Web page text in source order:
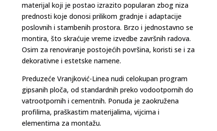
materijal koji je postao izrazito popularan zbog niza
prednosti koje donosi prilikom gradnje i adaptacije
poslovnih i stambenih prostora. Brzo i jednostavno se
montira, što skraćuje vreme izvedbe završnih radova.
Osim za renoviranje postojećih površina, koristi se i za
dekorativne i estetske namene.
Preduzeće Vranjković-Linea nudi celokupan program
gipsanih ploča, od standardnih preko vodootpornih do
vatrootpornih i cementnih. Ponuda je zaokružena
profilima, praškastim materijalima, vijcima i
elementima za montažu.